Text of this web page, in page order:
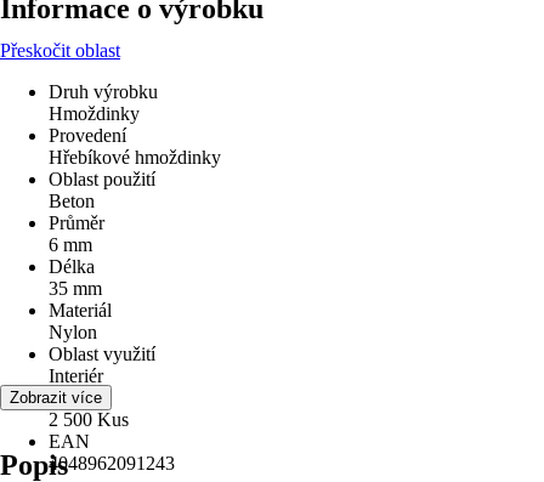
Informace o výrobku
Přeskočit oblast
Druh výrobku
Hmoždinky
Provedení
Hřebíkové hmoždinky
Oblast použití
Beton
Průměr
6 mm
Délka
35 mm
Materiál
Nylon
Oblast využití
Interiér
Obsah
2 500 Kus
EAN
4048962091243
Zobrazit více
Popis